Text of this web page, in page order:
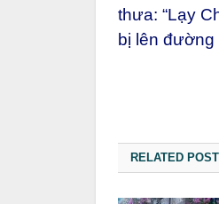
thưa: “Lạy
bị lên
RELATED